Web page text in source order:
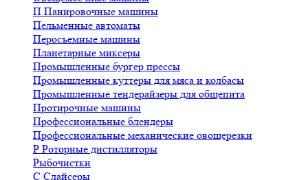
П Панировочные машины
Пельменные автоматы
Перосъемные машины
Планетарные миксеры
Промышленные бургер прессы
Промышленные куттеры для мяса и колбасы
Промышленные тендерайзеры для общепита
Протирочные машины
Профессиональные блендеры
Профессиональные механические овощерезки
Р Роторные дистилляторы
Рыбочистки
С Слайсеры